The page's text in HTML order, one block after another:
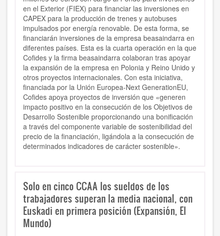
en el Exterior (FIEX) para financiar las inversiones en
CAPEX para la producción de trenes y autobuses
impulsados por energía renovable. De esta forma, se
financiarán inversiones de la empresa beasaindarra en
diferentes países. Esta es la cuarta operación en la que
Cofides y la firma beasaindarra colaboran tras apoyar
la expansión de la empresa en Polonia y Reino Unido y
otros proyectos internacionales. Con esta iniciativa,
financiada por la Unión Europea-Next GenerationEU,
Cofides apoya proyectos de inversión que «generen
impacto positivo en la consecución de los Objetivos de
Desarrollo Sostenible proporcionando una bonificación
a través del componente variable de sostenibilidad del
precio de la financiación, ligándola a la consecución de
determinados indicadores de carácter sostenible».
Solo en cinco CCAA los sueldos de los
trabajadores superan la media nacional, con
Euskadi en primera posición (Expansión, El
Mundo)